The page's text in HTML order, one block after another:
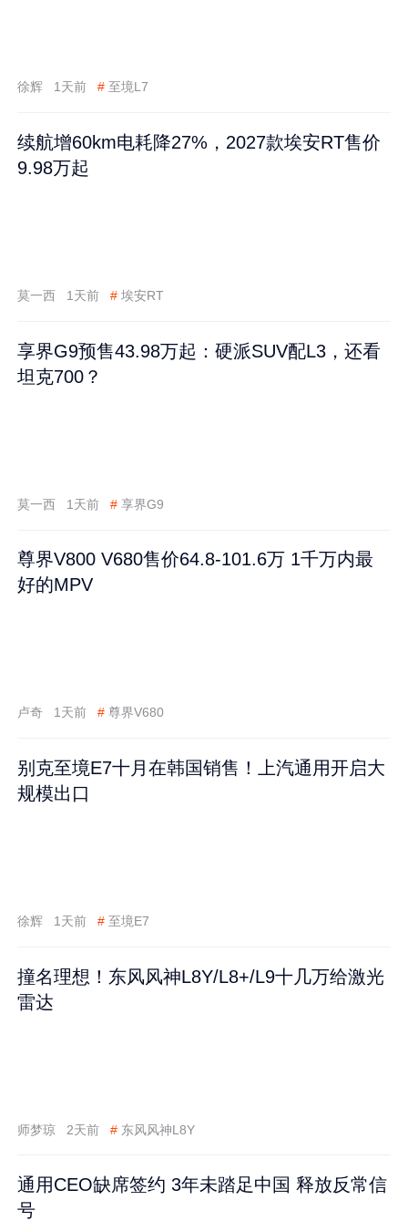
徐辉 1天前 # 至境L7
续航增60km电耗降27%，2027款埃安RT售价
9.98万起
莫一西 1天前 # 埃安RT
享界G9预售43.98万起：硬派SUV配L3，还看
坦克700？
莫一西 1天前 # 享界G9
尊界V800 V680售价64.8-101.6万 1千万内最
好的MPV
卢奇 1天前 # 尊界V680
别克至境E7十月在韩国销售！上汽通用开启大
规模出口
徐辉 1天前 # 至境E7
撞名理想！东风风神L8Y/L8+/L9十几万给激光
雷达
师梦琼 2天前 # 东风风神L8Y
通用CEO缺席签约 3年未踏足中国 释放反常信
号